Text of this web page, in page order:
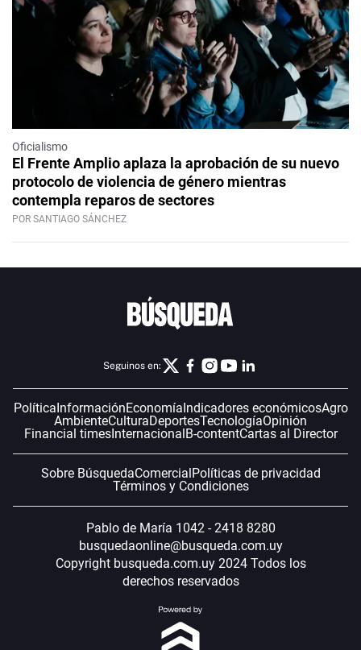
Oficialismo
El Frente Amplio aplaza la aprobación de su nuevo
protocolo de violencia de género mientras
contempla reparos de sectores
POR SANTIAGO SÁNCHEZ
Seguinos en:
PolíticaInformaciónEconomíaIndicadores económicosAgro
AmbienteCulturaDeportesTecnologíaOpinión
Financial timesInternacionalB-contentCartas al Director
Sobre BúsquedaComercialPolíticas de privacidad
Términos y Condiciones
Pablo de María 1042 - 2418 8280
busquedaonline@busqueda.com.uy
Copyright busqueda.com.uy 2024 Todos los
derechos reservados